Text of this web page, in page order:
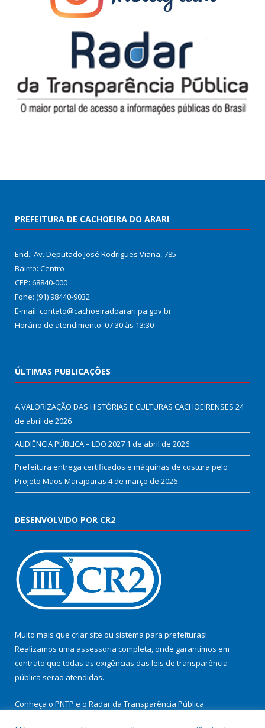
PREFEITURA DE CACHOEIRA DO ARARI
End.: Av. Deputado José Rodrigues Viana, 785
Bairro: Centro
CEP: 68840-000
Fone: (91) 98440-9032
E-mail: contato@cachoeiradoarari.pa.gov.br
Horário de atendimento: 07:30 às 13:30
ÚLTIMAS PUBLICAÇÕES
A VALORIZAÇÃO DAS HISTÓRIAS E CULTURAS CACHOEIRENSES 24
de abril de 2026
AUDIÊNCIA PÚBLICA – LDO 2027 1 de abril de 2026
Prefeitura entrega certificados e máquinas de costura pelo
Projeto Mãos Marajoaras 4 de março de 2026
DESENVOLVIDO POR CR2
Muito mais que criar site ou sistema para prefeituras!
Realizamos uma assessoria completa, onde garantimos em
contrato que todas as exigências das leis de transparência
pública serão atendidas.
Conheça o PNTP e o Radar da Transparência Pública